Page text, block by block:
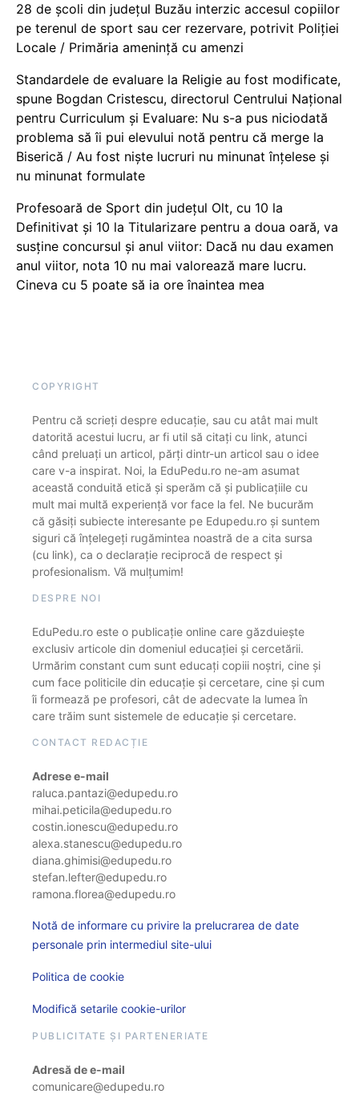
28 de școli din județul Buzău interzic accesul copiilor
pe terenul de sport sau cer rezervare, potrivit Poliției
Locale / Primăria amenință cu amenzi
Standardele de evaluare la Religie au fost modificate,
spune Bogdan Cristescu, directorul Centrului Național
pentru Curriculum și Evaluare: Nu s-a pus niciodată
problema să îi pui elevului notă pentru că merge la
Biserică / Au fost niște lucruri nu minunat înțelese și
nu minunat formulate
Profesoară de Sport din județul Olt, cu 10 la
Definitivat și 10 la Titularizare pentru a doua oară, va
susține concursul și anul viitor: Dacă nu dau examen
anul viitor, nota 10 nu mai valorează mare lucru.
Cineva cu 5 poate să ia ore înaintea mea
COPYRIGHT
Pentru că scrieți despre educație, sau cu atât mai mult
datorită acestui lucru, ar fi util să citați cu link, atunci
când preluați un articol, părți dintr-un articol sau o idee
care v-a inspirat. Noi, la EduPedu.ro ne-am asumat
această conduită etică și sperăm că și publicațiile cu
mult mai multă experiență vor face la fel. Ne bucurăm
că găsiți subiecte interesante pe Edupedu.ro și suntem
siguri că înțelegeți rugămintea noastră de a cita sursa
(cu link), ca o declarație reciprocă de respect și
profesionalism. Vă mulțumim!
DESPRE NOI
EduPedu.ro este o publicație online care găzduiește
exclusiv articole din domeniul educației și cercetării.
Urmărim constant cum sunt educați copiii noștri, cine și
cum face politicile din educație și cercetare, cine și cum
îi formează pe profesori, cât de adecvate la lumea în
care trăim sunt sistemele de educație și cercetare.
CONTACT REDACȚIE
Adrese e-mail
raluca.pantazi@edupedu.ro
mihai.peticila@edupedu.ro
costin.ionescu@edupedu.ro
alexa.stanescu@edupedu.ro
diana.ghimisi@edupedu.ro
stefan.lefter@edupedu.ro
ramona.florea@edupedu.ro
Notă de informare cu privire la prelucrarea de date
personale prin intermediul site-ului
Politica de cookie
Modifică setarile cookie-urilor
PUBLICITATE ȘI PARTENERIATE
Adresă de e-mail
comunicare@edupedu.ro